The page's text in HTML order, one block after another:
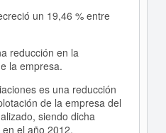
un 19,46 % entre
reducción en la
la empresa.
es una reducción
de la empresa del
siendo dicha
el año 2012.